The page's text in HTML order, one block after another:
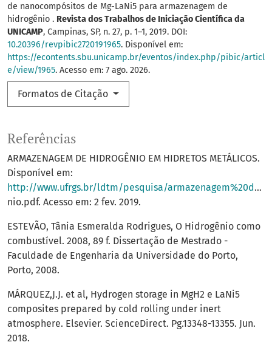
de nanocompósitos de Mg-LaNi5 para armazenagem de
hidrogênio . Revista dos Trabalhos de Iniciação Científica da
UNICAMP, Campinas, SP, n. 27, p. 1–1, 2019. DOI:
10.20396/revpibic2720191965. Disponível em:
https://econtents.sbu.unicamp.br/eventos/index.php/pibic/articl
e/view/1965. Acesso em: 7 ago. 2026.
Formatos de Citação
Referências
ARMAZENAGEM DE HIDROGÊNIO EM HIDRETOS METÁLICOS.
Disponível em:
http://www.ufrgs.br/ldtm/pesquisa/armazenagem%20de%20hidrog%C3%AA
nio.pdf. Acesso em: 2 fev. 2019.
ESTEVÃO, Tânia Esmeralda Rodrigues, O Hidrogênio como
combustível. 2008, 89 f. Dissertação de Mestrado -
Faculdade de Engenharia da Universidade do Porto,
Porto, 2008.
MÁRQUEZ,J.J. et al, Hydrogen storage in MgH2 e LaNi5
composites prepared by cold rolling under inert
atmosphere. Elsevier. ScienceDirect. Pg.13348-13355. Jun.
2018.